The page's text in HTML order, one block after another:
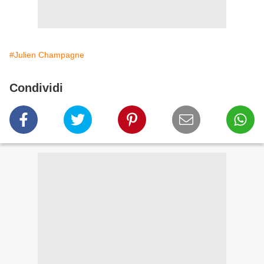
#Julien Champagne
Condividi